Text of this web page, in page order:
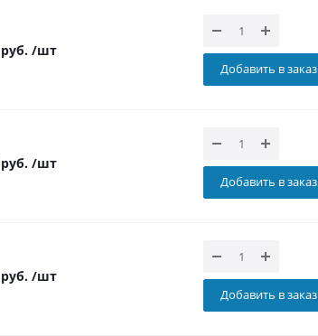
руб. /шт
Добавить в заказ
руб. /шт
Добавить в заказ
руб. /шт
Добавить в заказ